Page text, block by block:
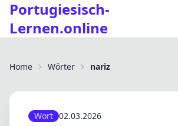
Portugiesisch-
Lernen.online
Home Wörter nariz
Wort 02.03.2026